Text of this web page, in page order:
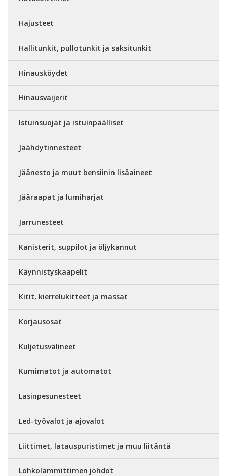
Hajusteet
Hallitunkit, pullotunkit ja saksitunkit
Hinausköydet
Hinausvaijerit
Istuinsuojat ja istuinpäälliset
Jäähdytinnesteet
Jäänesto ja muut bensiinin lisäaineet
Jääraapat ja lumiharjat
Jarrunesteet
Kanisterit, suppilot ja öljykannut
Käynnistyskaapelit
Kitit, kierrelukitteet ja massat
Korjausosat
Kuljetusvälineet
Kumimatot ja automatot
Lasinpesunesteet
Led-työvalot ja ajovalot
Liittimet, latauspuristimet ja muu liitäntä
Lohkolämmittimen johdot